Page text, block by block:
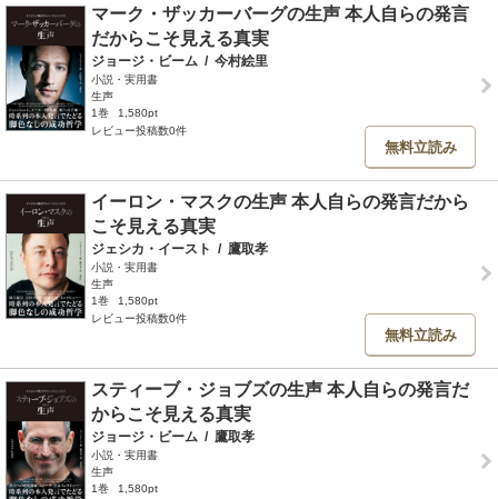
マーク・ザッカーバーグの生声 本人自らの発言
だからこそ見える真実
ジョージ・ビーム / 今村絵里
小説・実用書
生声
1巻
1,580pt
レビュー投稿数0件
無料立読み
イーロン・マスクの生声 本人自らの発言だから
こそ見える真実
ジェシカ・イースト / 鷹取孝
小説・実用書
生声
1巻
1,580pt
レビュー投稿数0件
無料立読み
スティーブ・ジョブズの生声 本人自らの発言だ
からこそ見える真実
ジョージ・ビーム / 鷹取孝
小説・実用書
生声
1巻
1,580pt